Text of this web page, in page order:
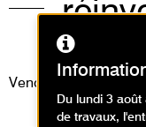
Vendredi 1
Du lundi 3
de travaux,